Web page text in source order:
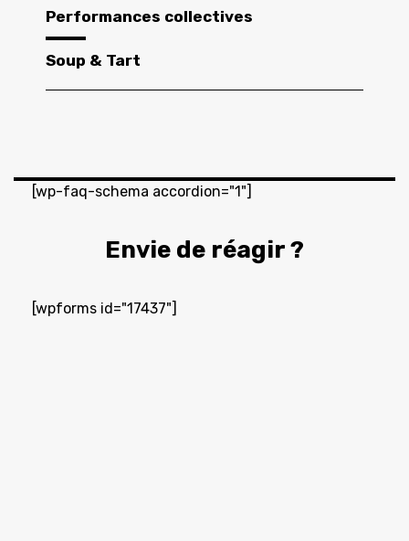
Performances collectives
Soup & Tart
[wp-faq-schema accordion="1"]
Envie de réagir ?
[wpforms id="17437"]